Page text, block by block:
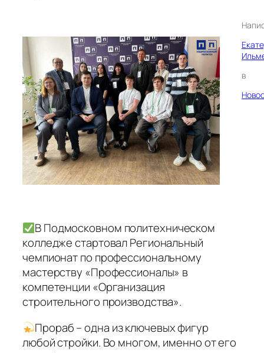
в
В Подмосковном политехническом
колледже стартовал Региональный
чемпионат по профессиональному
мастерству «Профессионалы» в
компетенции «Организация
строительного производства».
Прораб – одна из ключевых фигур
любой стройки. Во многом, именно от его